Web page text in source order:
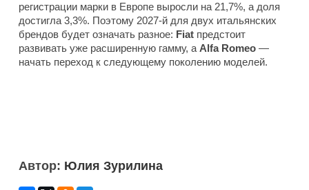
регистрации марки в Европе выросли на 21,7%, а доля
достигла 3,3%. Поэтому 2027-й для двух итальянских
брендов будет означать разное: Fiat предстоит
развивать уже расширенную гамму, аAlfa Romeo —
начать переход к следующему поколению моделей.
Автор: Юлия Зурилина